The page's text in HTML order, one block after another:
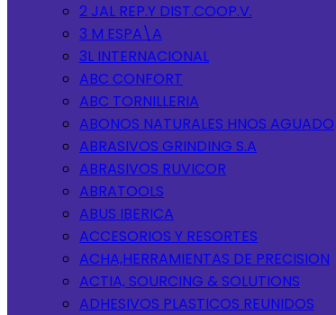
2 JAL REP.Y DIST.COOP.V.
3 M ESPA\A
3L INTERNACIONAL
ABC CONFORT
ABC TORNILLERIA
ABONOS NATURALES HNOS AGUADO
ABRASIVOS GRINDING S.A
ABRASIVOS RUVICOR
ABRATOOLS
ABUS IBERICA
ACCESORIOS Y RESORTES
ACHA,HERRAMIENTAS DE PRECISION
ACTIA, SOURCING & SOLUTIONS
ADHESIVOS PLASTICOS REUNIDOS